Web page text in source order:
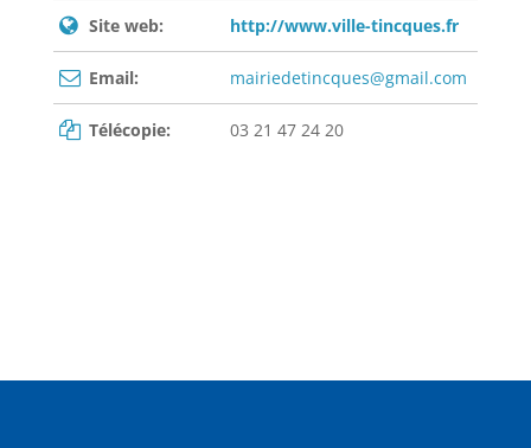
Site web: http://www.ville-tincques.fr
Email: mairiedetincques@gmail.com
Télécopie: 03 21 47 24 20